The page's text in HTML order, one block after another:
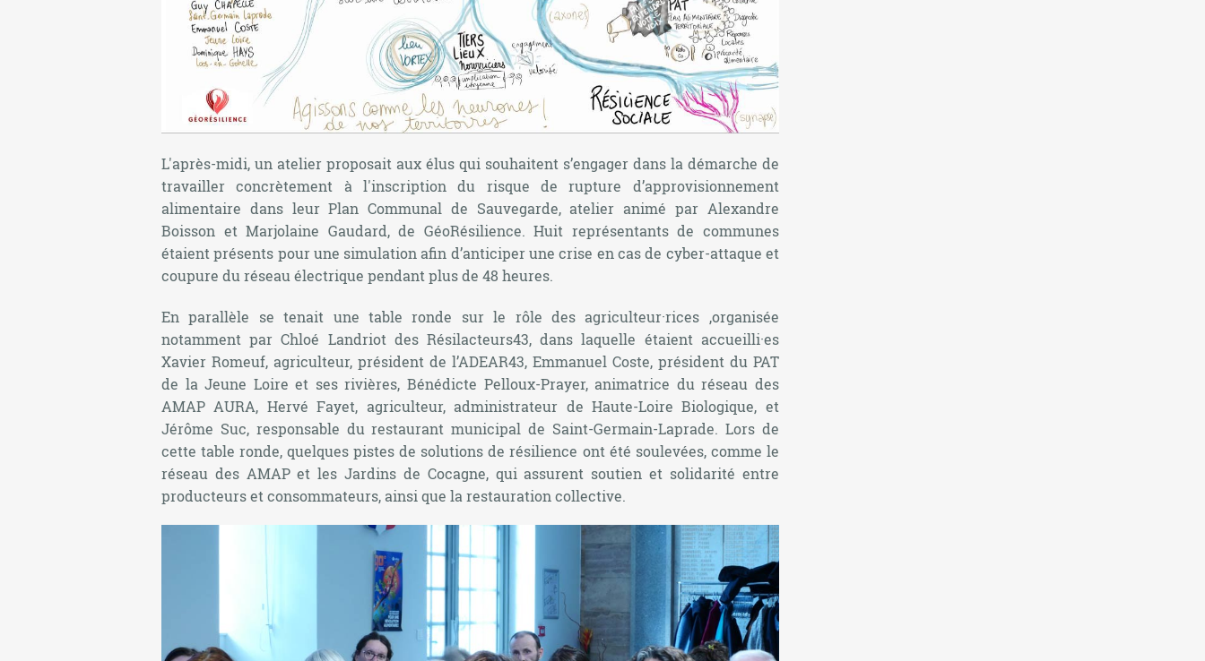
L'après-midi, un atelier proposait aux élus qui souhaitent s’engager dans la démarche de
travailler concrètement à l'inscription du risque de rupture d’approvisionnement
alimentaire dans leur Plan Communal de Sauvegarde, atelier animé par Alexandre
Boisson et Marjolaine Gaudard, de GéoRésilience. Huit représentants de communes
étaient présents pour une simulation afin d’anticiper une crise en cas de cyber-attaque et
coupure du réseau électrique pendant plus de 48 heures.
En parallèle se tenait une table ronde sur le rôle des agriculteur·rices ,organisée
notamment par Chloé Landriot des Résilacteurs43, dans laquelle étaient accueilli·es
Xavier Romeuf, agriculteur, président de l’ADEAR43, Emmanuel Coste, président du PAT
de la Jeune Loire et ses rivières, Bénédicte Pelloux-Prayer, animatrice du réseau des
AMAP AURA, Hervé Fayet, agriculteur, administrateur de Haute-Loire Biologique, et
Jérôme Suc, responsable du restaurant municipal de Saint-Germain-Laprade. Lors de
cette table ronde, quelques pistes de solutions de résilience ont été soulevées, comme le
réseau des AMAP et les Jardins de Cocagne, qui assurent soutien et solidarité entre
producteurs et consommateurs, ainsi que la restauration collective.